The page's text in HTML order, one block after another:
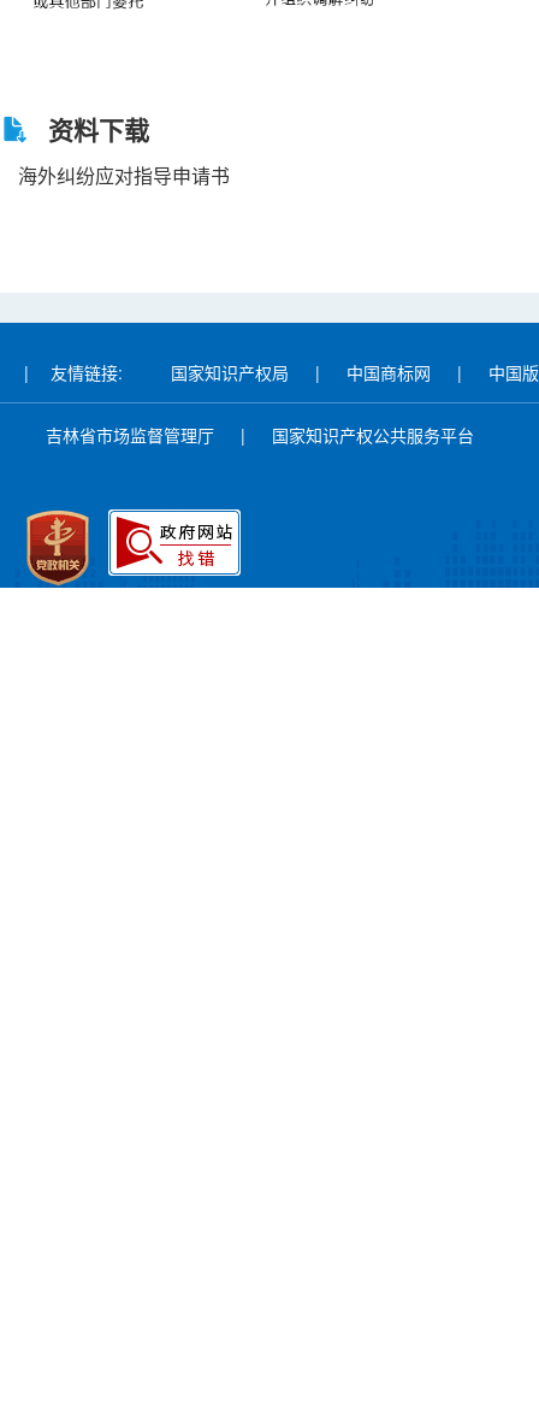
资料下载
海外纠纷应对指导申请书
| 友情链接: 国家知识产权局 | 中国商标网 | 中国
吉林省市场监督管理厅 | 国家知识产权公共服务平台